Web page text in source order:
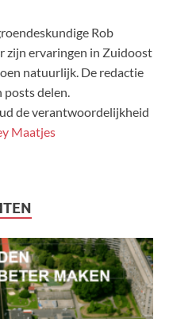
Rob
zijn ervaringen in Zuidoost
natuurlijk. De redactie
posts delen.
de verantwoordelijkheid
Maatjes